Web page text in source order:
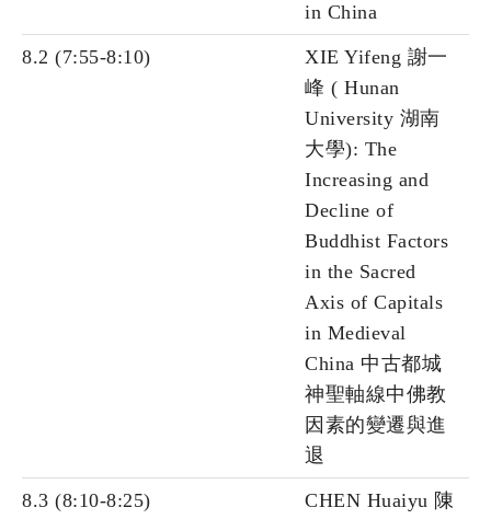
in China
8.2 (7:55-8:10)
XIE Yifeng 謝一
峰 ( Hunan
University 湖南
大學): The
Increasing and
Decline of
Buddhist Factors
in the Sacred
Axis of Capitals
in Medieval
China 中古都城
神聖軸線中佛教
因素的變遷與進
退
8.3 (8:10-8:25)
CHEN Huaiyu 陳